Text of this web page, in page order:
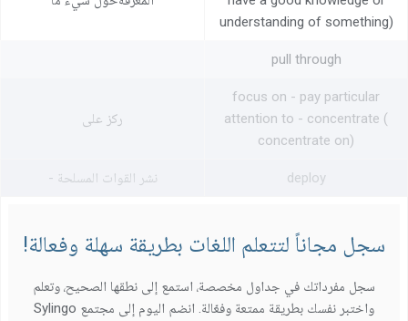
understanding of something)
pull through
focus on - pay particular
attention to - concentrate (
concentrate on)
ركز على
deploy نشر القوات المسلحة -
سجل مجاناً لتتعلم اللغات بطريقة سهلة وفعالة!
سجل مفرداتك في جداول مخصصة، استمع إلى نطقها الصحيح، وتعلم
واختبر نفسك بطريقة ممتعة وفعّالة. انضم اليوم إلى مجتمع Sylingo